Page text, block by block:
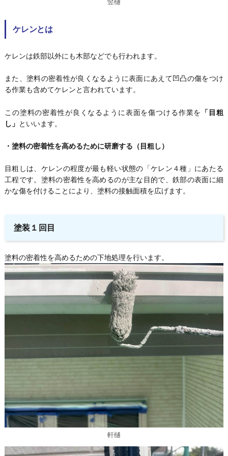
竪樋
ケレンとは
ケレンは鉄部以外にも木部などでも行われます。
また、塗料の密着性が良くなるように表面にあえて凹凸の傷をつけ
る作業も含めてケレンと言われています。
この塗料の密着性が良くなるように表面を傷つける作業を
「目粗
し」 といいます。
・塗料の密着性を高めるために研磨する（目粗し）
目粗しは、ケレンの程度が最も軽い状態の「ケレン４種」にあたる
工程です。塗料の密着性を高めるのが主な目的で、鉄部の表面に細
かな傷を付けることにより、塗料の接触面積を広げます。
塗装１回目
塗料の密着性を高めるための下地処理を行います。
軒樋